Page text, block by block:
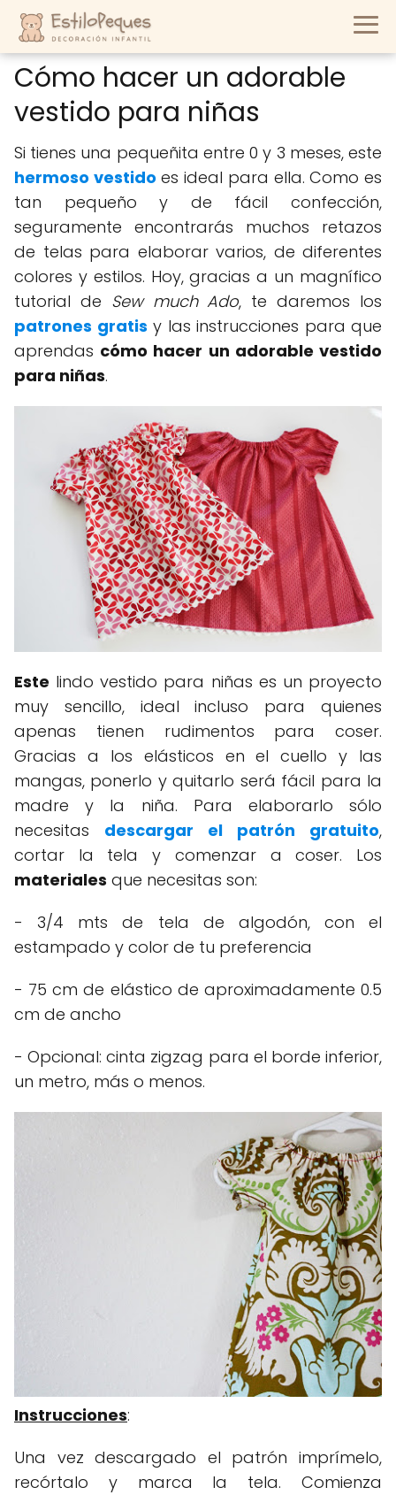
Cómo hacer un adorable
vestido para niñas
Si tienes una pequeñita entre 0 y 3 meses, este
hermoso vestido es ideal para ella. Como es
tan pequeño y de fácil confección,
seguramente encontrarás muchos retazos
de telas para elaborar varios, de diferentes
colores y estilos. Hoy, gracias a un magnífico
tutorial de Sew much Ado, te daremos los
patrones gratis y las instrucciones para que
aprendas cómo hacer un adorable vestido
para niñas.
Este lindo vestido para niñas es un proyecto
muy sencillo, ideal incluso para quienes
apenas tienen rudimentos para coser.
Gracias a los elásticos en el cuello y las
mangas, ponerlo y quitarlo será fácil para la
madre y la niña. Para elaborarlo sólo
necesitas descargar el patrón gratuito,
cortar la tela y comenzar a coser. Los
materiales que necesitas son:
- 3/4 mts de tela de algodón, con el
estampado y color de tu preferencia
- 75 cm de elástico de aproximadamente 0.5
cm de ancho
- Opcional: cinta zigzag para el borde inferior,
un metro, más o menos.
Instrucciones:
Una vez descargado el patrón imprímelo,
recórtalo y marca la tela. Comienza